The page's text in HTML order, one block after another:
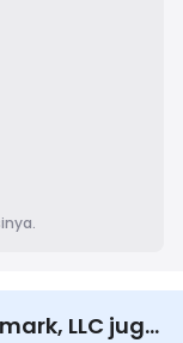
LLC juga